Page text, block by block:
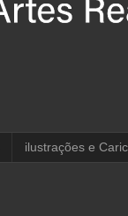
ilustrações e